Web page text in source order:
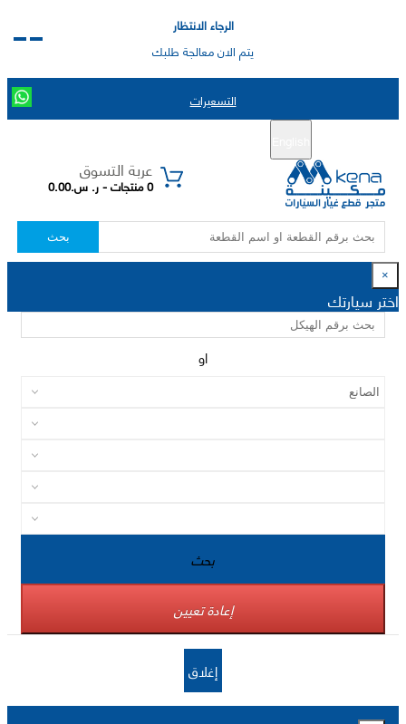
الرجاء الانتظار
يتم الان معالجة طلبك
التسعيرات
عربة التسوق
0 منتجات - ر. س.0.00
بحث
×
اختر سيارتك
او
بحث
إعادة تعيين
إغلاق